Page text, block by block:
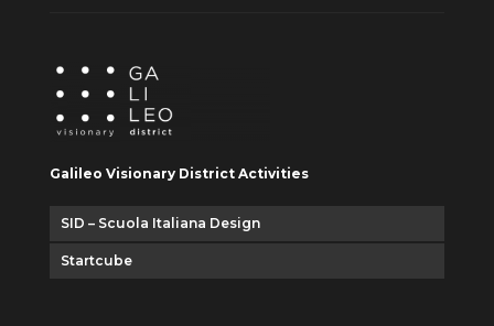
Galileo Visionary District Activities
SID – Scuola Italiana Design
Startcube